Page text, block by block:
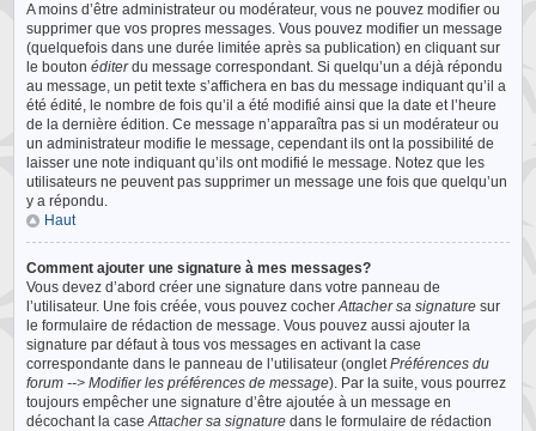
A moins d’être administrateur ou modérateur, vous ne pouvez modifier ou
supprimer que vos propres messages. Vous pouvez modifier un message
(quelquefois dans une durée limitée après sa publication) en cliquant sur
le boutonéditerdu message correspondant. Si quelqu’un a déjà répondu
au message, un petit texte s’affichera en bas du message indiquant qu’il a
été édité, le nombre de fois qu’il a été modifié ainsi que la date et l’heure
de la dernière édition. Ce message n’apparaîtra pas si un modérateur ou
un administrateur modifie le message, cependant ils ont la possibilité de
laisser une note indiquant qu’ils ont modifié le message. Notez que les
utilisateurs ne peuvent pas supprimer un message une fois que quelqu’un
y a répondu.
Haut
Comment ajouter une signature à mes messages?
Vous devez d’abord créer une signature dans votre panneau de
l’utilisateur. Une fois créée, vous pouvez cocherAttacher sa signature sur
le formulaire de rédaction de message. Vous pouvez aussi ajouter la
signature par défaut à tous vos messages en activant la case
correspondante dans le panneau de l’utilisateur (ongletPréférences du
forum --> Modifier les préférences de message). Par la suite, vous pourrez
toujours empêcher une signature d’être ajoutée à un message en
décochant la caseAttacher sa signature dans le formulaire de rédaction